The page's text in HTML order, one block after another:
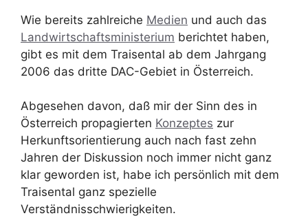
Wie bereits zahlreiche Medien und auch das
Landwirtschaftsministerium berichtet haben,
gibt es mit dem Traisental ab dem Jahrgang
2006 das dritte DAC-Gebiet in Österreich.
Abgesehen davon, daß mir der Sinn des in
Österreich propagierten Konzeptes zur
Herkunftsorientierung auch nach fast zehn
Jahren der Diskussion noch immer nicht ganz
klar geworden ist, habe ich persönlich mit dem
Traisental ganz spezielle
Verständnisschwierigkeiten.